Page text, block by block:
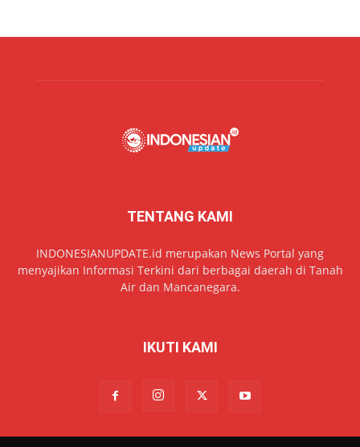
TENTANG KAMI
INDONESIANUPDATE.id merupakan News Portal yang
menyajikan Informasi Terkini dari berbagai daerah di Tanah
Air dan Mancanegara.
IKUTI KAMI